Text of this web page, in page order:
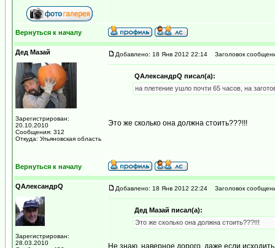
Вернуться к началу
Дед Мазай
Зарегистрирован:
20.10.2010
Сообщения: 312
Откуда: Ульяновская область
Добавлено: 18 Янв 2012 22:14 Заголовок
QАлександрQ писал(а):
на плетение ушло почти 65 часов, на
Это же сколько она должна стоить???!!!
Вернуться к началу
QАлександрQ
Зарегистрирован:
28.03.2010
Добавлено: 18 Янв 2012 22:24 Заголовок
Дед Мазай писал(а):
Это же сколько она должна стоить???!!!
Не знаю, наверное дорого, даже если